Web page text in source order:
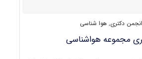
انجمن دکتری, هوا شناسی
مجموعه هواشناسی